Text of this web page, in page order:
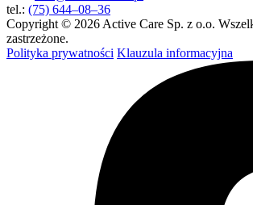
tel.: (75) 644–08–36
Copyright © 2026 Active Care Sp. z o.o.
zastrzeżone.
Polityka prywatności Klauzula informacyjna